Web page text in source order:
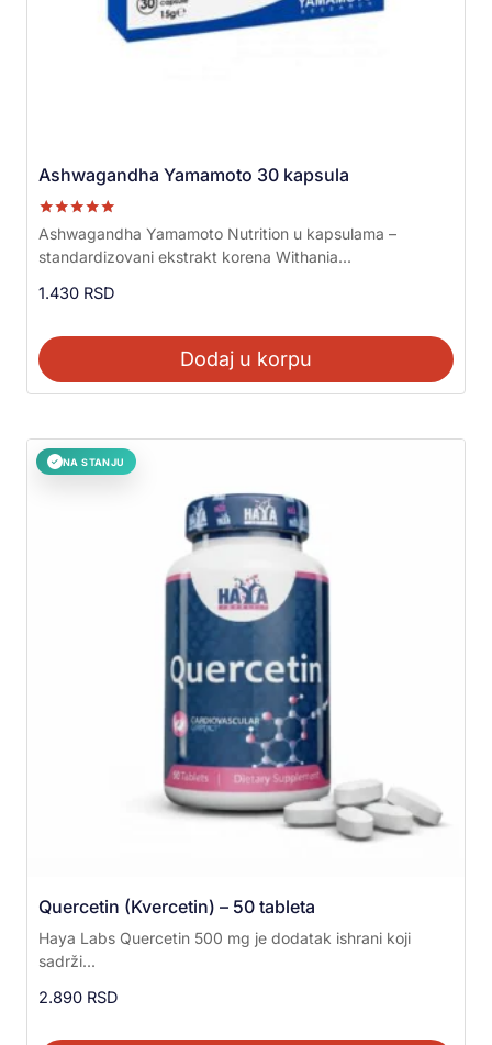
Ashwagandha Yamamoto 30 kapsula
Ocenjeno sa
5.00
od 5
Ashwagandha Yamamoto Nutrition u kapsulama –
standardizovani ekstrakt korena Withania...
1.430 RSD
Dodaj u korpu
✓ NA STANJU
Quercetin (Kvercetin) – 50 tableta
Haya Labs Quercetin 500 mg je dodatak ishrani koji
sadrži...
2.890 RSD